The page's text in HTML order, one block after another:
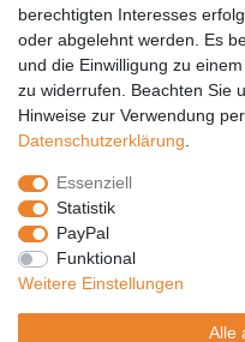
DHL
GLS
PaketPLUS
SPONSORING
Malchower SV 90
Malchower Wölfe
ZERTIFIKATE
Händlerbund
berechtigten Interesses
oder abgelehnt werden. Es
und die Einwilligung zu
zu widerrufen. Beachten Sie
Hinweise zur Verwendung
Daten­schutz­erklärung
Essenziell
Statistik
PayPal
Funktional
Weitere Einstellungen
Alle